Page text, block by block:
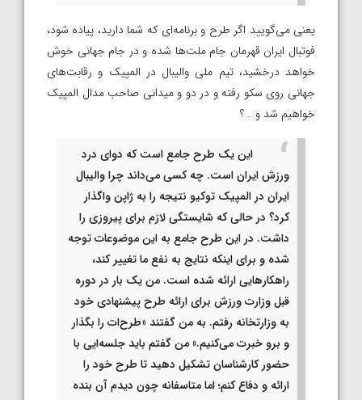
یعنی می‌گویید اگر طرح و برنامه‌ای که شما دارید، پیاده شود،
فوتبال ایران قهرمان جام ملت‌ها شده و در جام جهانی خوش
خواهد درخشید، تیم ملی والیبال در المپیک و رقابت‌های
جهانی روی سکو رفته و در دو و میدانی صاحب مدال المپیک
خواهیم شد و …؟
این یک طرح جامع است که دوای درد
ورزش ایران است. چه کسی می‌داند چرا والیبال
ایران در المپیک توکیو نتیجه را به ژاپن واگذار
کرد؟ در حالی که شایستگی لازم برای پیروزی را
داشت. در این طرح جامع به این موضوعات توجه
شده و برای اینکه نتایج به نفع ما تغییر کند،
راهکارهایی ارائه شده است. من یک بار در دوره
قبل وزارت ورزش برای ارائه طرح پیشنهادی خود
به وزارتخانه رفتم. به من گفتند «طرح‌ات را بگذار
و برو خبرت می‌کنیم.» من گفتم باید جلسه‌ایی با
حضور کارشناسان تشکیل دهید تا طرح خود را
ارائه و دفاع کنم؛ اما متاسفانه چون دیدم آن بنده